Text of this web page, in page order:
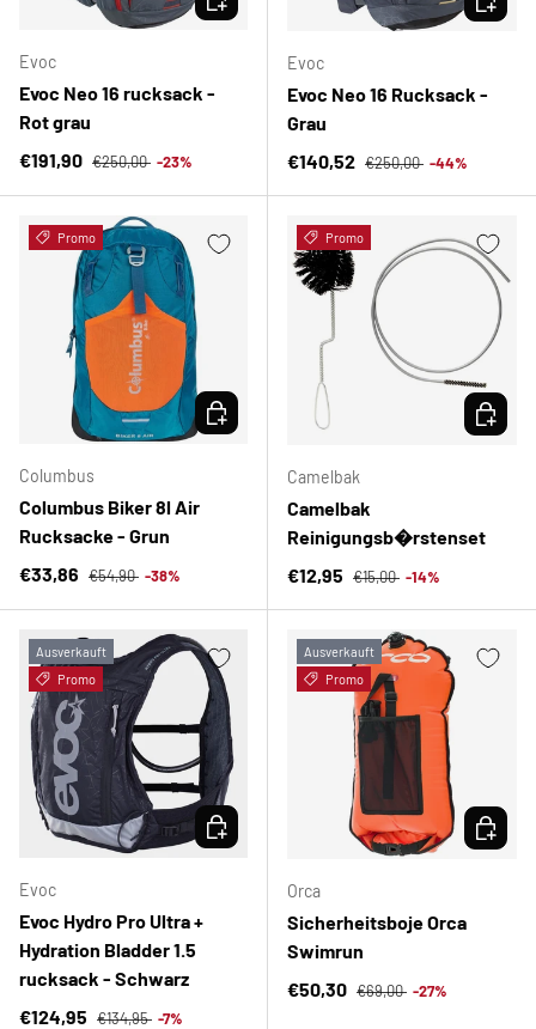
Evoc
Evoc Neo 16 rucksack -
Rot grau
Verkaufspreis
€191,90 Normaler Preis
€250,00 -23%
Evoc
Evoc Neo 16 Rucksack -
Grau
Verkaufspreis
€140,52 Normaler Preis
€250,00 -44%
Promo
Columbus
Columbus Biker 8l Air
Rucksacke - Grun
Verkaufspreis
€33,86 Normaler Preis
€54,90 -38%
OPTIONEN AUSWÄHLEN
Promo
Camelbak
Camelbak
Reinigungsb�rstenset
Verkaufspreis
€12,95 Normaler Preis
€15,00 -14%
Ausverkauft
Promo
Evoc
Evoc Hydro Pro Ultra +
Hydration Bladder 1.5
rucksack - Schwarz
Verkaufspreis
€124,95 Normaler Preis
€134,95 -7%
OPTIONEN AUSWÄHLEN
Ausverkauft
Promo
Orca
Sicherheitsboje Orca
Swimrun
Verkaufspreis
€50,30 Normaler Preis
€69,00 -27%